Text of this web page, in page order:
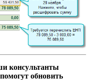
консультанты
обновить